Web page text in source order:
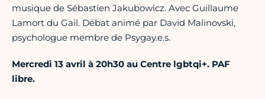
musique de Sébastien Jakubowicz. Avec Guillaume
Lamort du Gail. Débat animé par David Malinovski,
psychologue membre de Psygay.e.s.
Mercredi 13 avril à 20h30 au Centre lgbtqi+. PAF
libre.